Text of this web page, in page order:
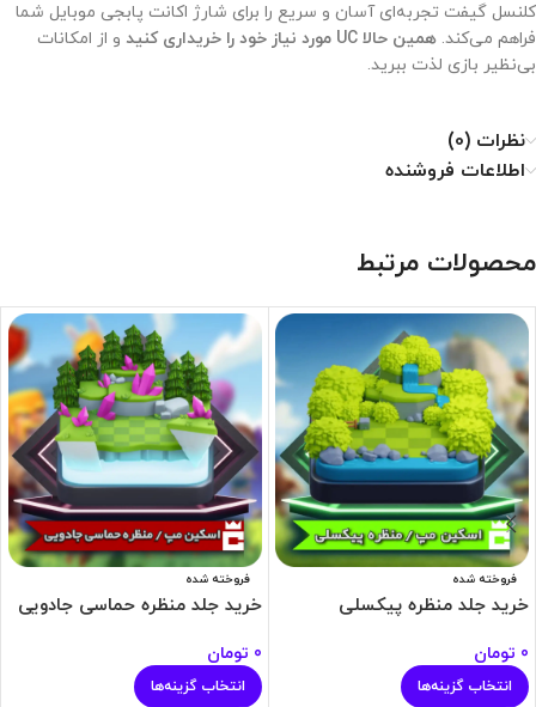
کلنسل گیفت تجربه‌ای آسان و سریع را برای شارژ اکانت پابجی موبایل شما
فراهم می‌کند. همین حالا UC مورد نیاز خود را خریداری کنید
و از امکانات
بی‌نظیر بازی لذت ببرید.
نظرات (0)
اطلاعات فروشنده
محصولات مرتبط
فروخته شده
خرید جلد منظره پیکسلی
0 تومان
انتخاب گزینه‌ها
فروخته شده
خرید جلد منظره حماسی جادویی
0 تومان
انتخاب گزینه‌ها